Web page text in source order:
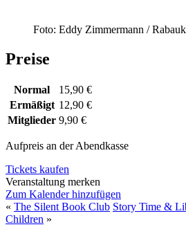
Foto: Eddy Zimmermann /
Preise
Normal
15,90 €
Ermäßigt 12,90 €
Mitglieder 9,90 €
Aufpreis an der Abendkasse
Tickets kaufen
Veranstaltung merken
Zum Kalender hinzufügen
« The Silent Book Club Story Time &
Children »